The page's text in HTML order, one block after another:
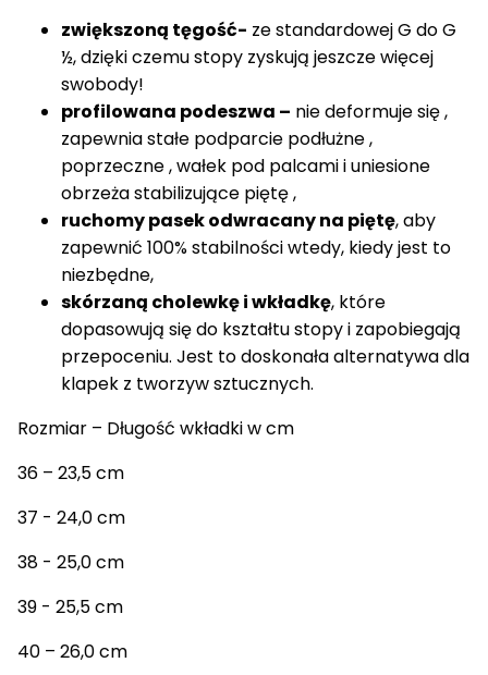
zwiększoną tęgość- ze standardowej G do G
½, dzięki czemu stopy zyskują jeszcze więcej
swobody!
profilowana podeszwa – nie deformuje się ,
zapewnia stałe podparcie podłużne ,
poprzeczne , wałek pod palcami i uniesione
obrzeża stabilizujące piętę ,
ruchomy pasek odwracany na piętę, aby
zapewnić 100% stabilności wtedy, kiedy jest to
niezbędne,
skórzaną cholewkę i wkładkę, które
dopasowują się do kształtu stopy i zapobiegają
przepoceniu. Jest to doskonała alternatywa dla
klapek z tworzyw sztucznych.
Rozmiar – Długość wkładki w cm
36 – 23,5 cm
37 - 24,0 cm
38 - 25,0 cm
39 - 25,5 cm
40 – 26,0 cm